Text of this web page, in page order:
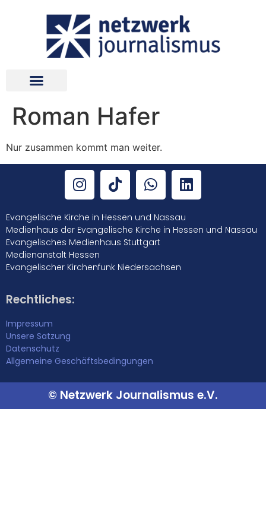
Roman Hafer
Nur zusammen kommt man weiter.
Evangelische Kirche in Hessen und Nassau
Medienhaus der Evangelische Kirche in Hessen und Nassau
Evangelisches Medienhaus Stuttgart
Medienanstalt Hessen
Evangelischer Kirchenfunk Niedersachsen
Rechtliches:
Impressum
Unsere Satzung
Datenschutz
Allgemeine Geschäftsbedingungen
© Netzwerk Journalismus e.V.